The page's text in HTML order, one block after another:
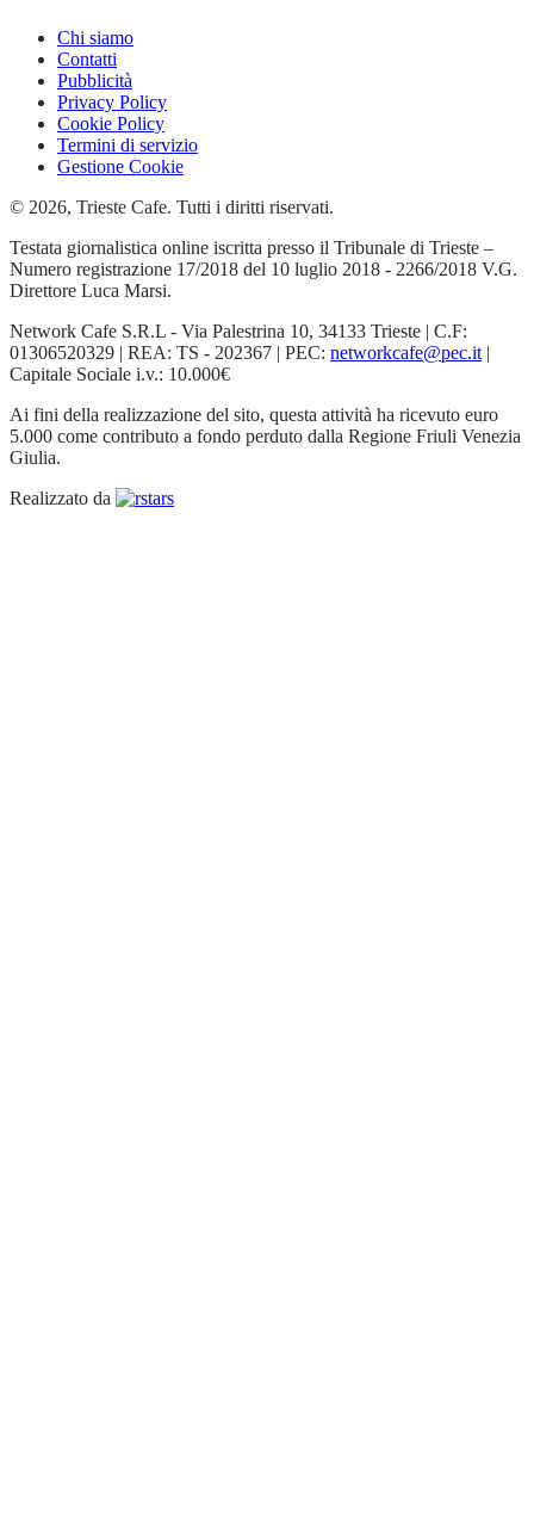
Chi siamo
Contatti
Pubblicità
Privacy Policy
Cookie Policy
Termini di servizio
Gestione Cookie
© 2026, Trieste Cafe. Tutti i diritti riservati.
Testata giornalistica online iscritta presso il Tribunale di Trieste –
Numero registrazione 17/2018 del 10 luglio 2018 - 2266/2018 V.G.
Direttore Luca Marsi.
Network Cafe S.R.L - Via Palestrina 10, 34133 Trieste | C.F:
01306520329 | REA: TS - 202367 | PEC: networkcafe@pec.it |
Capitale Sociale i.v.: 10.000€
Ai fini della realizzazione del sito, questa attività ha ricevuto euro
5.000 come contributo a fondo perduto dalla Regione Friuli Venezia
Giulia.
Realizzato da